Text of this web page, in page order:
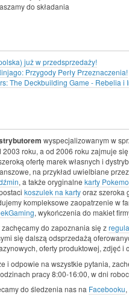
do składania
już w przedsprzedaży!
Przygody Perły Przeznaczenia!
The Deckbuilding Game - Rebelia i
wyspecjalizowanym w
roku, a od 2006 roku zajmuje
ofertę marek własnych i
na przykład uwielbiane
, a także oryginalne karty
koszulek na kartyoraz szeroka
kompleksowe zaopatrzenie w
, wykończenia do makiet
do zapoznania się z
się dalszą odsprzedażą
oferty produktowej, zdjęć
i odpowie na wszystkie pytania,
pracy 8:00-16:00, w dni
do śledzenia nas na Facebooku,